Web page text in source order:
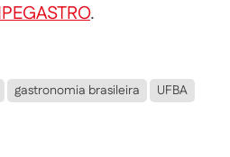
.
gastronomia brasileira UFBA